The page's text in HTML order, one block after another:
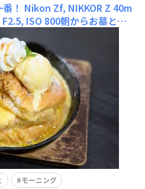
！ Nikon Zf, NIKKOR Z 40m
ISO 800朝からお墓とお
立ってモーニングへ！今の私
だったようで、他のメニュー
てました（笑）毎日暑いです
モーニング